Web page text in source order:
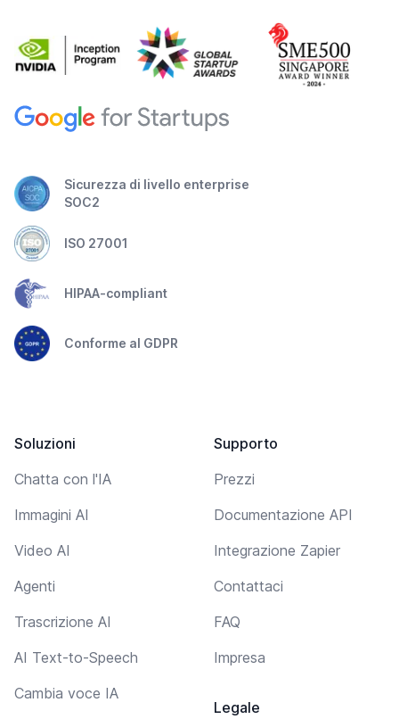
Sicurezza di livello enterprise
SOC2
ISO 27001
HIPAA-compliant
Conforme al GDPR
Soluzioni
Chatta con l'IA
Immagini AI
Video AI
Agenti
Trascrizione AI
AI Text-to-Speech
Cambia voce IA
Supporto
Prezzi
Documentazione API
Integrazione Zapier
Contattaci
FAQ
Impresa
Legale